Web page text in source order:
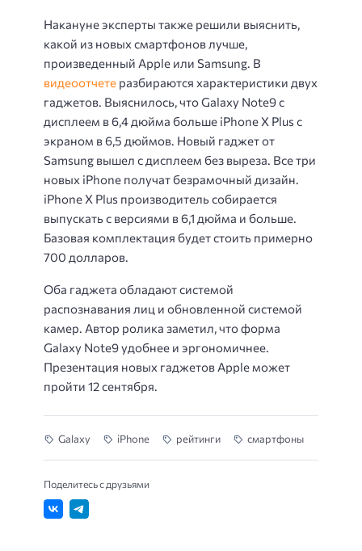
Накануне эксперты также решили выяснить,
какой из новых смартфонов лучше,
произведенный Apple или Samsung. В
видеоотчете разбираются характеристики двух
гаджетов. Выяснилось, что Galaxy Note9 с
дисплеем в 6,4 дюйма больше iPhone X Plus с
экраном в 6,5 дюймов. Новый гаджет от
Samsung вышел с дисплеем без выреза. Все три
новых iPhone получат безрамочный дизайн.
iPhone X Plus производитель собирается
выпускать с версиями в 6,1 дюйма и больше.
Базовая комплектация будет стоить примерно
700 долларов.
Оба гаджета обладают системой
распознавания лиц и обновленной системой
камер. Автор ролика заметил, что форма
Galaxy Note9 удобнее и эргономичнее.
Презентация новых гаджетов Apple может
пройти 12 сентября.
Galaxy iPhone рейтинги смартфоны
Поделитесь с друзьями